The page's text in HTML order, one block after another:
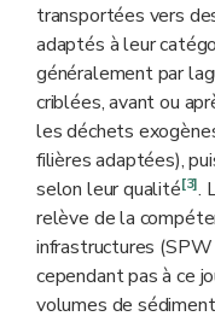
transportées vers
adaptés à leur
généralement par
criblées, avant ou
les déchets
filières adaptées),
selon leur qualité[3].
relève de la
infrastructures
cependant pas à ce
volumes de